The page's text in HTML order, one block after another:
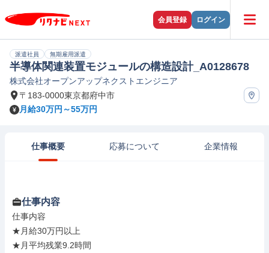
会員登録 ログイン
派遣社員 無期雇用派遣
半導体関連装置モジュールの構造設計_A0128678
株式会社オープンアップネクストエンジニア
〒183-0000東京都府中市
月給30万円～55万円
仕事概要 応募について 企業情報
仕事内容
仕事内容
★月給30万円以上
★月平均残業9.2時間